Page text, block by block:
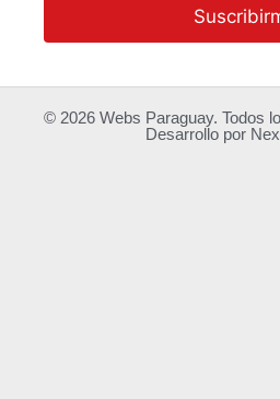
© 2026 Webs Paraguay. Todos
Desarrollo por